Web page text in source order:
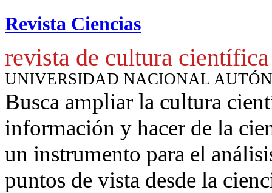
Revista Ciencias
revista de cultura científica
UNIVERSIDAD NACIONAL
Busca ampliar la cultura
información y hacer de la
un instrumento para el
puntos de vista desde la